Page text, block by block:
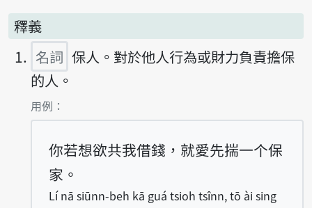
釋義
名詞 保人。對於他人行為或財力負責擔保
的人。
第1項釋義的
用例：
你若想欲共我借錢，就愛先揣一个保
家。
Lí nā siūnn-beh kā guá tsioh tsînn, tō ài sing